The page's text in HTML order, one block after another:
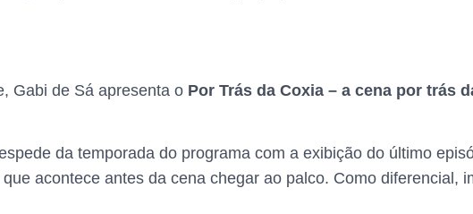
Gabi de Sá apresenta o Por Trás da Coxia – a cena por trás
da temporada do programa com a exibição do último
acontece antes da cena chegar ao palco. Como diferencial,